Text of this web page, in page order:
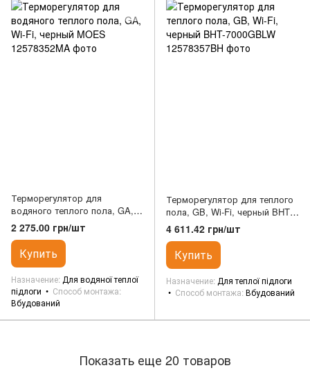
Терморегулятор для
водяного теплого пола, GA,
Wi-Fi, черный MOES
2 275.00 грн/шт
Купить
Назначение Для водяної теплої
підлоги
Способ монтажа
Вбудований
Терморегулятор для теплого
пола, GB, Wi-Fi, черный BHT-
7000GBLW
4 611.42 грн/шт
Купить
Назначение Для теплої підлоги
Способ монтажа Вбудований
Показать еще 20 товаров